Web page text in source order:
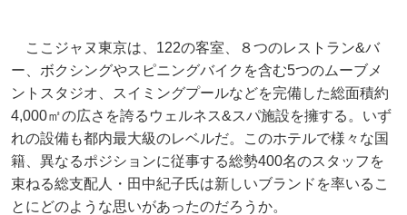
ここジャヌ東京は、122の客室、８つのレストラン&バ
ー、ボクシングやスピニングバイクを含む5つのムーブメ
ントスタジオ、スイミングプールなどを完備した総面積約
4,000㎡の広さを誇るウェルネス&スパ施設を擁する。いず
れの設備も都内最大級のレベルだ。このホテルで様々な国
籍、異なるポジションに従事する総勢400名のスタッフを
束ねる総支配人・田中紀子氏は新しいブランドを率いるこ
とにどのような思いがあったのだろうか。